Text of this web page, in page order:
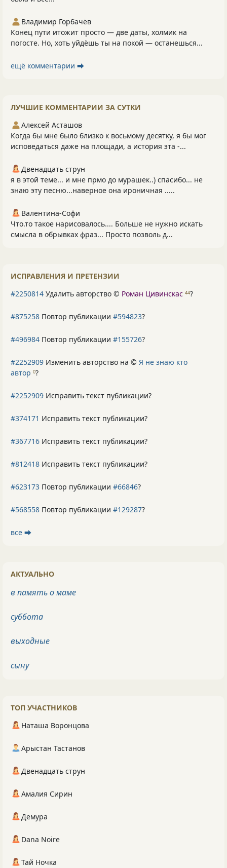
Владимир Горбачёв
Конец пути итожит просто — две даты, холмик на
погосте. Но, хоть уйдёшь ты на покой — останешься...
ещё комментарии ⮕
ЛУЧШИЕ КОММЕНТАРИИ ЗА СУТКИ
Алексей Асташов
Когда бы мне было близко к восьмому десятку, я бы мог
исповедаться даже на площади, а история эта -...
Двенадцать струн
я в этой теме... и мне прмо до мурашек..) спасибо... не
знаю эту песню...наверное она ироничная .....
Валентина-Софи
Что.то такое нарисовалось.... Больше не нужно искать
смысла в обрывках фраз... Просто позволь д...
ИСПРАВЛЕНИЯ И ПРЕТЕНЗИИ
#2250814 Удалить авторство © Роман Цивинскас 44?
#875258 Повтор публикации #594823?
#496984 Повтор публикации #155726?
#2252909 Изменить авторство на © Я не знаю кто
автор 0?
#2252909 Исправить текст публикации?
#374171 Исправить текст публикации?
#367716 Исправить текст публикации?
#812418 Исправить текст публикации?
#623173 Повтор публикации #66846?
#568558 Повтор публикации #129287?
все ⮕
АКТУАЛЬНО
в память о маме
суббота
выходные
сыну
ТОП УЧАСТНИКОВ
Наташа Воронцова
Арыстан Тастанов
Двенадцать струн
Амалия Сирин
Демура
Dana Noire
Тай Ночка